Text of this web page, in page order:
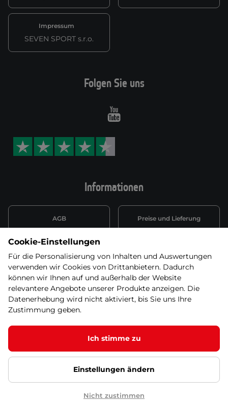
Impressum
SEVEN SPORT s.r.o.
Informationen
AGB Preise und Lieferung
Datenschutzerklärung
DSGVO
Wiederufsbelehrung mit Link
Batterieentsorgung
Informationen zu Elektro-
und Elektonikgeräten
Folgen Sie uns
Youtube
© 2026 SEVEN SPORT s.r.o Alle Rechte vorbehalten1
Google Datenschutz Google PartnerseitenCookie-Einstellungen
Cookie-Einstellungen
Für die Personalisierung von Inhalten und Auswertungen
verwenden wir Cookies von Drittanbietern. Dadurch
können wir Ihnen auf und außerhalb der Website
relevantere Angebote unserer Produkte anzeigen. Die
Datenerhebung wird nicht aktiviert, bis Sie uns Ihre
Zustimmung geben.
Ich stimme zu
Einstellungen ändern
Nicht zustimmen